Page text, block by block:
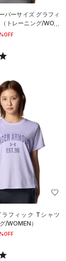
バーサイズ グラフィ
トレーニング/WOM
フィック Tシャツ
/WOMEN）